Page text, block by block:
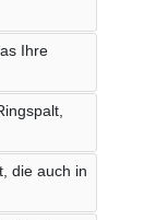
Ihre
die auch in